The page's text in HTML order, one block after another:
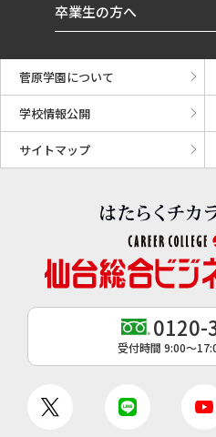
卒業生の方へ
菅原学園について
学校情報公開
サイトマップ
0120-
受付時間 9:00〜